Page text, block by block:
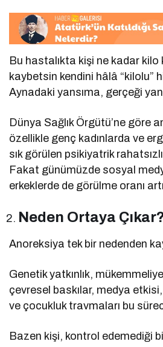
Bu hastalıkta kişi ne kadar kilo
kaybetsin kendini hâlâ “kilolu”
Aynadaki yansıma, gerçeği
Dünya Sağlık Örgütü’ne göre
özellikle genç kadınlarda ve
sık görülen psikiyatrik
Fakat günümüzde sosyal
erkeklerde de görülme oranı
Neden Ortaya
Anoreksiya tek bir nedenden
Genetik yatkınlık,
çevresel baskılar, medya
ve çocukluk travmaları bu
Bazen kişi, kontrol edemediği